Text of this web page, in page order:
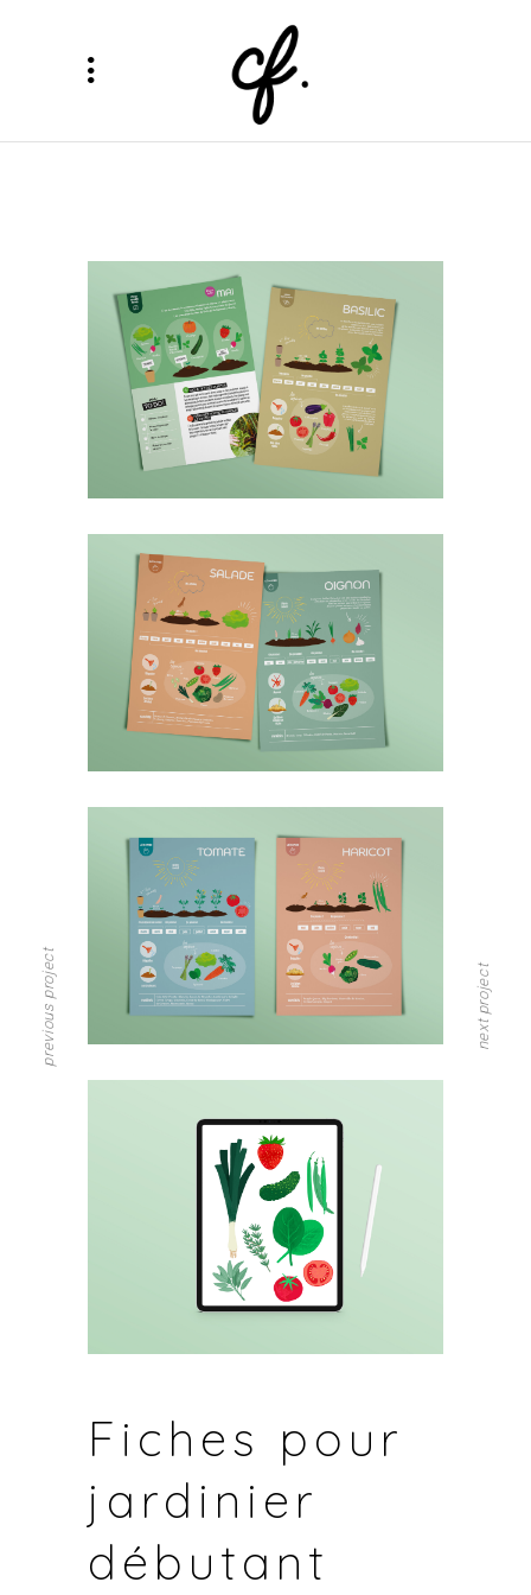
Fiches pour
jardinier
débutant
previous project next project